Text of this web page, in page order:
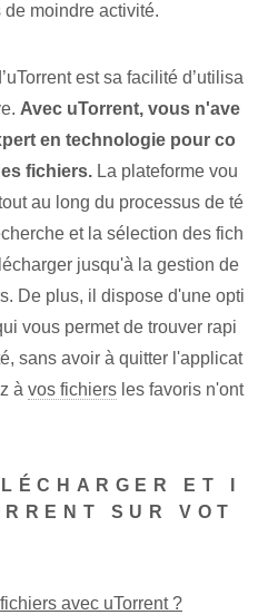
moindre activité.
est sa facilité d’utilisa
Avec uTorrent, vous n'ave
en technologie pour co
fichiers. La plateforme vou
au long du processus de té
et la sélection des fich
jusqu'à la gestion de
De plus, il dispose d'une opti
vous permet de trouver rapi
sans avoir à quitter l'applicat
à vos fichiers les favoris n'ont
ET I
SUR VOT
avec ‌uTorrent ?